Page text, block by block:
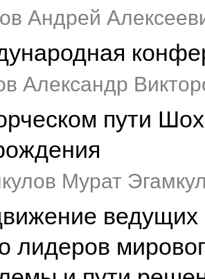
Андрей
Александр
пути
Мурат
ведущих
лидеров